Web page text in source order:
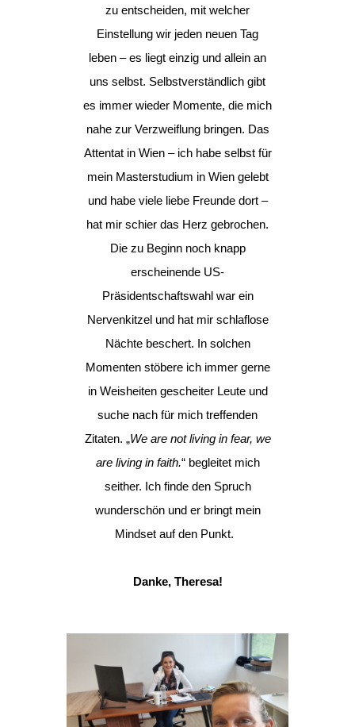
zu entscheiden, mit welcher
Einstellung wir jeden neuen Tag
leben – es liegt einzig und allein an
uns selbst. Selbstverständlich gibt
es immer wieder Momente, die mich
nahe zur Verzweiflung bringen. Das
Attentat in Wien – ich habe selbst für
mein Masterstudium in Wien gelebt
und habe viele liebe Freunde dort –
hat mir schier das Herz gebrochen.
Die zu Beginn noch knapp
erscheinende US-
Präsidentschaftswahl war ein
Nervenkitzel und hat mir schlaflose
Nächte beschert. In solchen
Momenten stöbere ich immer gerne
in Weisheiten gescheiter Leute und
suche nach für mich treffenden
Zitaten. „We are not living in fear, we
are living in faith.“ begleitet mich
seither. Ich finde den Spruch
wunderschön und er bringt mein
Mindset auf den Punkt.
Danke, Theresa!